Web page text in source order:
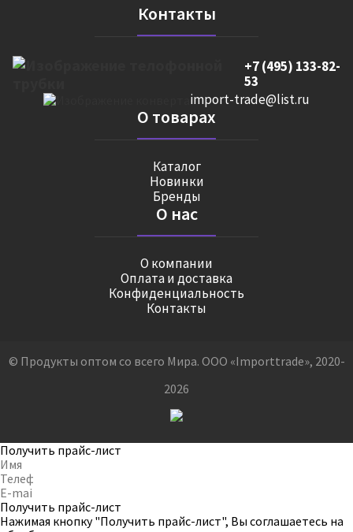
Контакты
+7 (495) 133-82-
53
import-trade@list.ru
О товарах
Каталог
Новинки
Бренды
О нас
О компании
Оплата и доставка
Конфиденциальность
Контакты
© Продукты оптом со всего Мира. ООО «Importtrade», 2020-
2026
Получить прайс-лист
Получить прайс-лист
Нажимая кнопку "Получить прайс-лист", Вы соглашаетесь на